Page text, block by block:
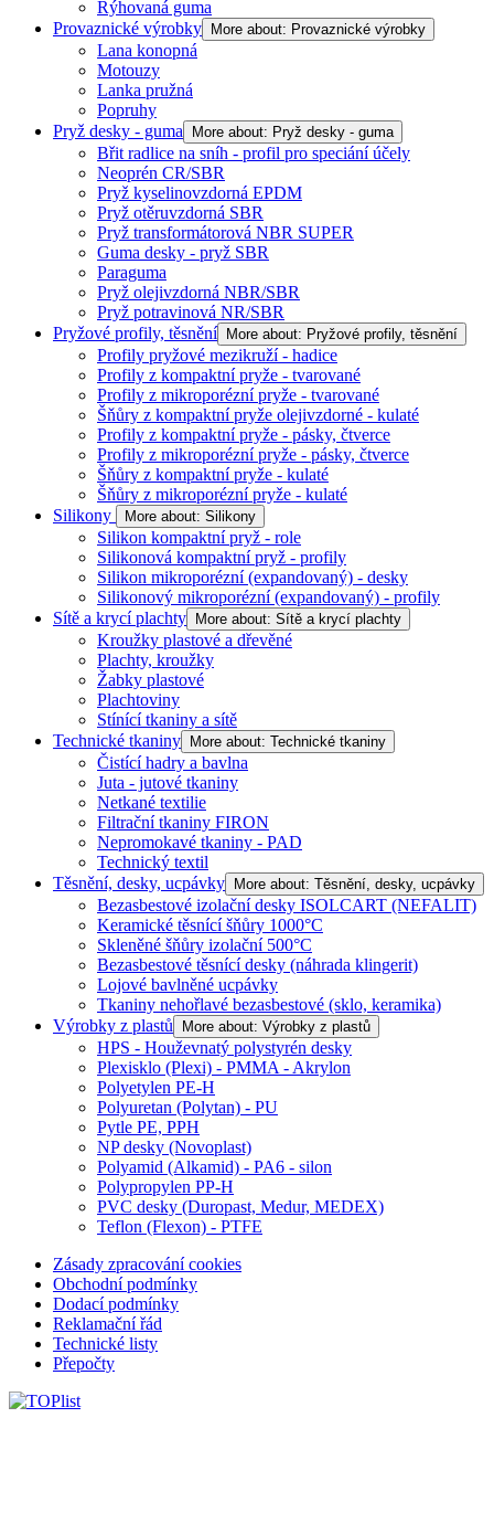
Rýhovaná guma
Provaznické výrobky More about: Provaznické výrobky
Lana konopná
Motouzy
Lanka pružná
Popruhy
Pryž desky - guma
More about: Pryž desky - guma
Břit radlice na sníh - profil pro speciání účely
Neoprén CR/SBR
Pryž kyselinovzdorná EPDM
Pryž otěruvzdorná SBR
Pryž transformátorová NBR SUPER
Guma desky - pryž SBR
Paraguma
Pryž olejivzdorná NBR/SBR
Pryž potravinová NR/SBR
Pryžové profily, těsnění More about: Pryžové profily, těsnění
Profily pryžové mezikruží - hadice
Profily z kompaktní pryže - tvarované
Profily z mikroporézní pryže - tvarované
Šňůry z kompaktní pryže olejivzdorné - kulaté
Profily z kompaktní pryže - pásky, čtverce
Profily z mikroporézní pryže - pásky, čtverce
Šňůry z kompaktní pryže - kulaté
Šňůry z mikroporézní pryže - kulaté
Silikony
More about: Silikony
Silikon kompaktní pryž - role
Silikonová kompaktní pryž - profily
Silikon mikroporézní (expandovaný) - desky
Silikonový mikroporézní (expandovaný) - profily
Sítě a krycí plachty More about: Sítě a krycí plachty
Kroužky plastové a dřevěné
Plachty, kroužky
Žabky plastové
Plachtoviny
Stínící tkaniny a sítě
Technické tkaniny More about: Technické tkaniny
Čistící hadry a bavlna
Juta - jutové tkaniny
Netkané textilie
Filtrační tkaniny FIRON
Nepromokavé tkaniny - PAD
Technický textil
Těsnění, desky, ucpávky More about: Těsnění, desky, ucpávky
Bezasbestové izolační desky ISOLCART (NEFALIT)
Keramické těsnící šňůry 1000°C
Skleněné šňůry izolační 500°C
Bezasbestové těsnící desky (náhrada klingerit)
Lojové bavlněné ucpávky
Tkaniny nehořlavé bezasbestové (sklo, keramika)
Výrobky z plastů
More about: Výrobky z plastů
HPS - Houževnatý polystyrén desky
Plexisklo (Plexi) - PMMA - Akrylon
Polyetylen PE-H
Polyuretan (Polytan) - PU
Pytle PE, PPH
NP desky (Novoplast)
Polyamid (Alkamid) - PA6 - silon
Polypropylen PP-H
PVC desky (Duropast, Medur, MEDEX)
Teflon (Flexon) - PTFE
Zásady zpracování cookies
Obchodní podmínky
Dodací podmínky
Reklamační řád
Technické listy
Přepočty